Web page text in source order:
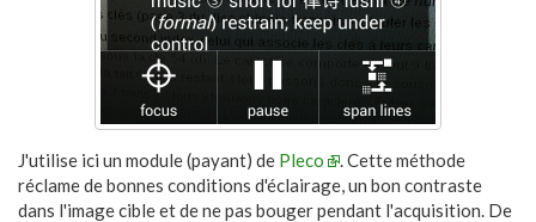
J'utilise ici un module (payant) de Pleco
. Cette méthode
réclame de bonnes conditions d'éclairage, un bon contraste
dans l'image cible et de ne pas bouger pendant l'acquisition. De